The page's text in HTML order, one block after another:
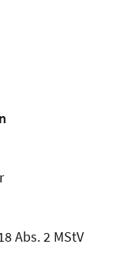
Abs. 2 MStV